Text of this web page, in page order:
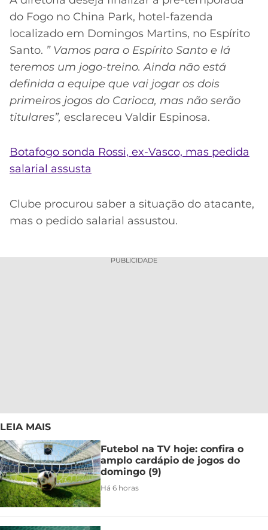
do Fogo no China Park, hotel-fazenda
localizado em Domingos Martins, no Espírito
Santo. ” Vamos para o Espírito Santo e lá
teremos um jogo-treino. Ainda não está
definida a equipe que vai jogar os dois
primeiros jogos do Carioca, mas não serão
titulares”, esclareceu Valdir Espinosa.
Botafogo sonda Rossi, ex-Vasco, mas pedida
salarial assusta
Clube procurou saber a situação do atacante,
mas o pedido salarial assustou.
PUBLICIDADE
LEIA MAIS
Futebol na TV hoje: confira o
amplo cardápio de jogos do
domingo (9)
Há 6 horas